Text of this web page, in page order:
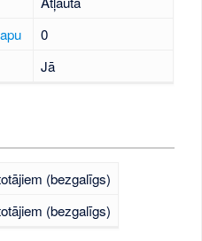
0
Jā
(bezgalīgs)
(bezgalīgs)